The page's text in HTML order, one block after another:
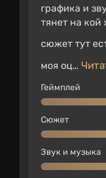
где-то в
В игре
различных
на острове.
Поскольку
лагерь. Там
графика и
тянет на кой
сюжет тут
моя оц…
Геймплей
Сюжет
Звук и музыка